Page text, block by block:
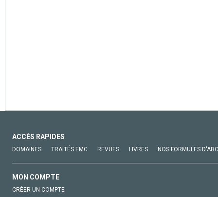
ACCÈS RAPIDES
DOMAINES TRAITÉS EMC REVUES LIVRES NOS FORMULES
MON COMPTE
CRÉER UN COMPTE